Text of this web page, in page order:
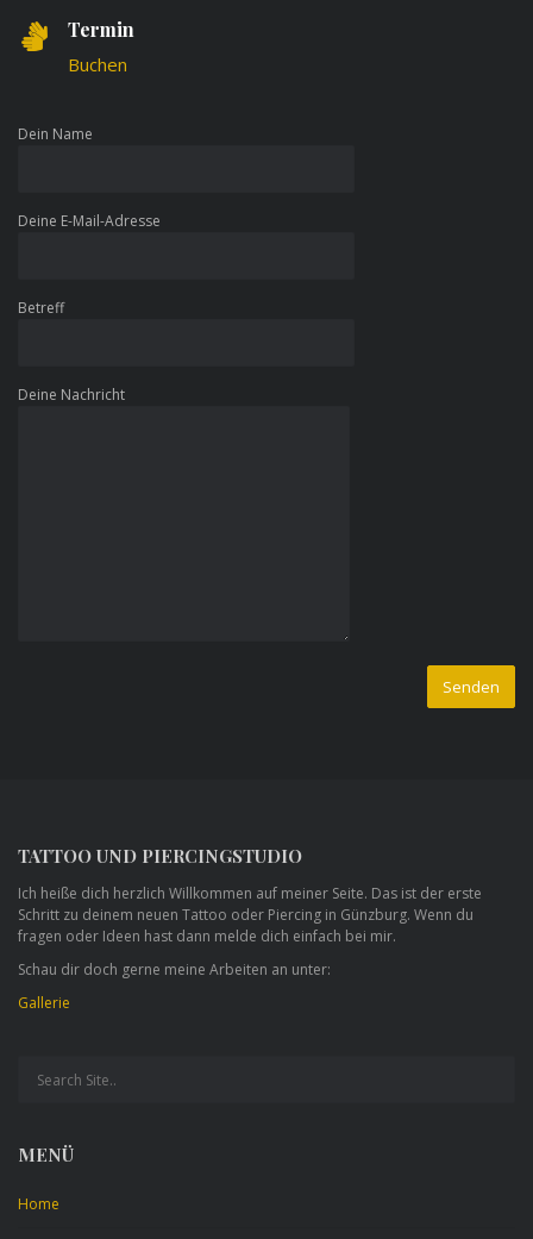
Termin
Buchen
Dein Name
Deine E-Mail-Adresse
Betreff
Deine Nachricht
TATTOO UND PIERCINGSTUDIO
Ich heiße dich herzlich Willkommen auf meiner Seite. Das ist der erste
Schritt zu deinem neuen Tattoo oder Piercing in Günzburg. Wenn du
fragen oder Ideen hast dann melde dich einfach bei mir.
Schau dir doch gerne meine Arbeiten an unter:
Gallerie
MENÜ
Home